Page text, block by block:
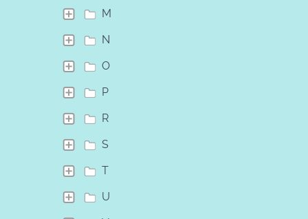
M
N
O
P
R
S
T
U